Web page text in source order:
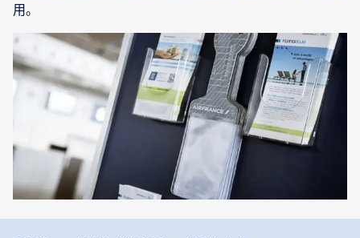
用。